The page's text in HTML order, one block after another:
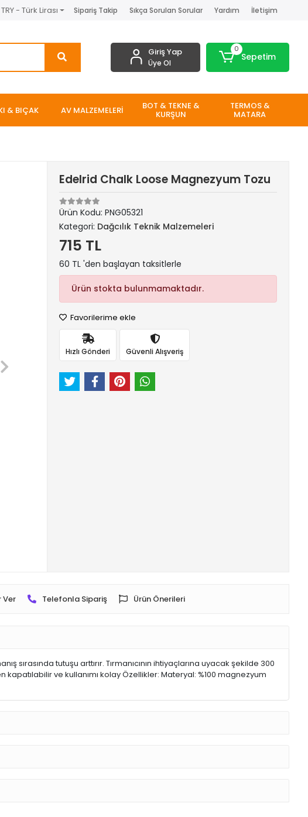
TRY - Türk Lirası Sipariş Takip Sıkça Sorulan Sorular Yardım İletişim
Giriş Yap
Üye Ol
0
Sepetim
& BIÇAK AV MALZEMELERİ BOT & TEKNE &
KURŞUN
TERMOS &
MATARA
Edelrid Chalk Loose Magnezyum Tozu
Ürün Kodu:PNG05321
Kategori: Dağcılık Teknik Malzemeleri
715 TL
60 TL 'den başlayan taksitlerle
Ürün stokta bulunmamaktadır.
Favorilerime ekle
Hızlı Gönderi Güvenli Alışveriş
Ver Telefonla Sipariş Ürün Önerileri
sırasında tutuşu arttırır. Tırmanıcının ihtiyaçlarına uyacak şekilde 300
kapatılabilir ve kullanımı kolay Özellikler: Materyal: %100 magnezyum